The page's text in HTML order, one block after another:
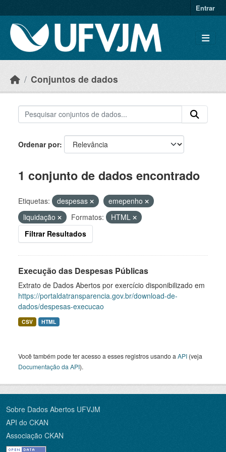
Entrar
Conjuntos de dados
Ordenar por
1 conjunto de dados encontrado
Etiquetas: despesas
emepenho
liquidação
Formatos:
HTML
Filtrar Resultados
Execução das Despesas Públicas
Extrato de Dados Abertos por exercício disponibilizado em
https://portaldatransparencia.gov.br/download-de-
dados/despesas-execucao
CSV HTML
Você também pode ter acesso a esses registros usando a API (veja
Documentação da API).
Sobre Dados Abertos UFVJM
API do CKAN
Associação CKAN